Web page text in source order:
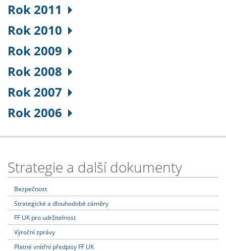
Rok 2011
Rok 2010
Rok 2009
Rok 2008
Rok 2007
Rok 2006
Strategie a další dokumenty
Bezpečnost
Strategické a dlouhodobé záměry
FF UK pro udržitelnost
Výroční zprávy
Platné vnitřní předpisy FF UK